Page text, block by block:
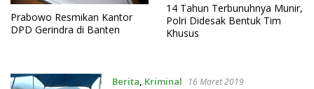
Prabowo Resmikan Kantor
DPD Gerindra di Banten
14 Tahun Terbunuhnya Munir,
Polri Didesak Bentuk Tim
Khusus
Berita, Kriminal 16 Maret 2019